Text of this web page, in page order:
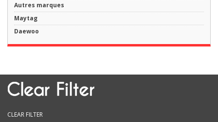
Autres marques
Maytag
Daewoo
CLEAR FILTER